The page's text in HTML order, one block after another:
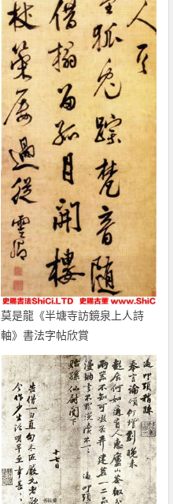
莫是龍《半塘寺訪鏡泉上人詩
軸》書法字帖欣賞